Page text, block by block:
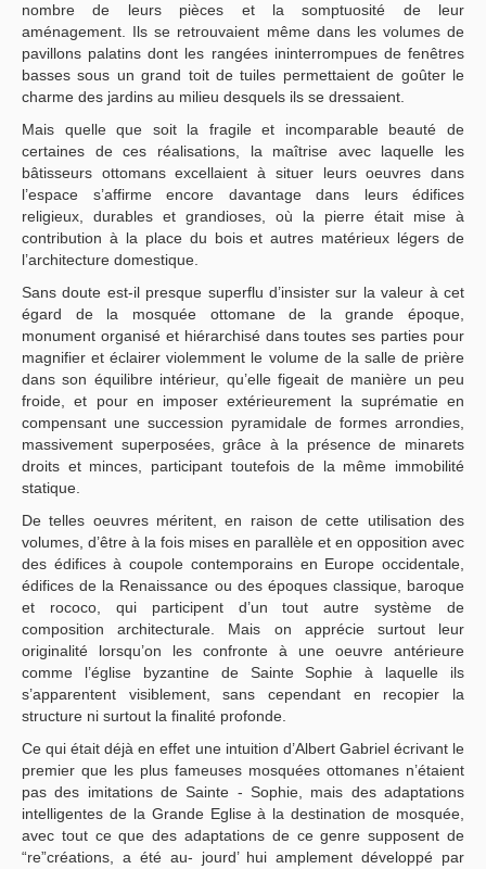
nombre de leurs pièces et la somptuosité de leur
aménagement. Ils se retrouvaient même dans les volumes de
pavillons palatins dont les rangées ininterrompues de fenêtres
basses sous un grand toit de tuiles permettaient de goûter le
charme des jardins au milieu desquels ils se dressaient.
Mais quelle que soit la fragile et incomparable beauté de
certaines de ces réalisations, la maîtrise avec laquelle les
bâtisseurs ottomans excellaient à situer leurs oeuvres dans
l’espace s’affirme encore davantage dans leurs édifices
religieux, durables et grandioses, où la pierre était mise à
contribution à la place du bois et autres matérieux légers de
l’architecture domestique.
Sans doute est-il presque superflu d’insister sur la valeur à cet
égard de la mosquée ottomane de la grande époque,
monument organisé et hiérarchisé dans toutes ses parties pour
magnifier et éclairer violemment le volume de la salle de prière
dans son équilibre intérieur, qu’elle figeait de manière un peu
froide, et pour en imposer extérieurement la suprématie en
compensant une succession pyramidale de formes arrondies,
massivement superposées, grâce à la présence de minarets
droits et minces, participant toutefois de la même immobilité
statique.
De telles oeuvres méritent, en raison de cette utilisation des
volumes, d’être à la fois mises en parallèle et en opposition avec
des édifices à coupole contemporains en Europe occidentale,
édifices de la Renaissance ou des époques classique, baroque
et rococo, qui participent d’un tout autre système de
composition architecturale. Mais on apprécie surtout leur
originalité lorsqu’on les confronte à une oeuvre antérieure
comme l’église byzantine de Sainte Sophie à laquelle ils
s’apparentent visiblement, sans cependant en recopier la
structure ni surtout la finalité profonde.
Ce qui était déjà en effet une intuition d’Albert Gabriel écrivant le
premier que les plus fameuses mosquées ottomanes n’étaient
pas des imitations de Sainte - Sophie, mais des adaptations
intelligentes de la Grande Eglise à la destination de mosquée,
avec tout ce que des adaptations de ce genre supposent de
“re”créations, a été au- jourd’ hui amplement développé par